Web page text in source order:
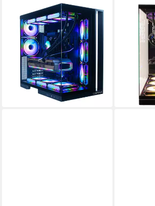
Highend Gaming I89-024 PC
Intel Core i9 Prozessor
GeForce® RTX™ 5080 16 GB
128 GB DDR5 Arbeitsspeicher
ab 4.884,82 € UVP
5.399,00 €
141,82 €mtl. in 48 Raten
-10%
in 3-4 Werktagen bei dir
CAPTIVA
Highend
Gaming-
Intel® Core
GeForce®
128 GB
3.782,77
in 3-4